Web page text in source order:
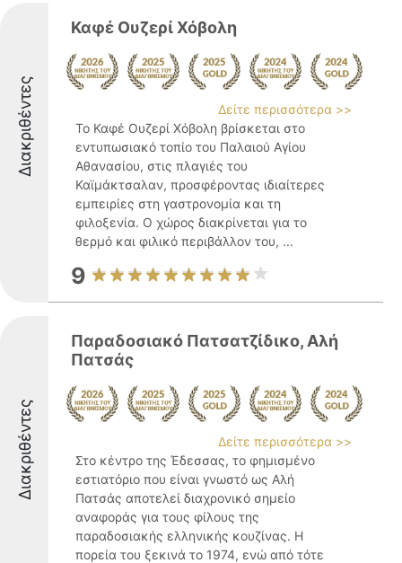
Διακριθέντες
Καφέ Ουζερί Χόβολη
Δείτε περισσότερα >>
Το Καφέ Ουζερί Χόβολη βρίσκεται στο
εντυπωσιακό τοπίο του Παλαιού Αγίου
Αθανασίου, στις πλαγιές του
Καϊμάκτσαλαν, προσφέροντας ιδιαίτερες
εμπειρίες στη γαστρονομία και τη
φιλοξενία. Ο χώρος διακρίνεται για το
θερμό και φιλικό περιβάλλον του, ...
9
Διακριθέντες
Παραδοσιακό Πατσατζίδικο, Αλή
Πατσάς
Δείτε περισσότερα >>
Στο κέντρο της Έδεσσας, το φημισμένο
εστιατόριο που είναι γνωστό ως Αλή
Πατσάς αποτελεί διαχρονικό σημείο
αναφοράς για τους φίλους της
παραδοσιακής ελληνικής κουζίνας. Η
πορεία του ξεκινά το 1974, ενώ από τότε